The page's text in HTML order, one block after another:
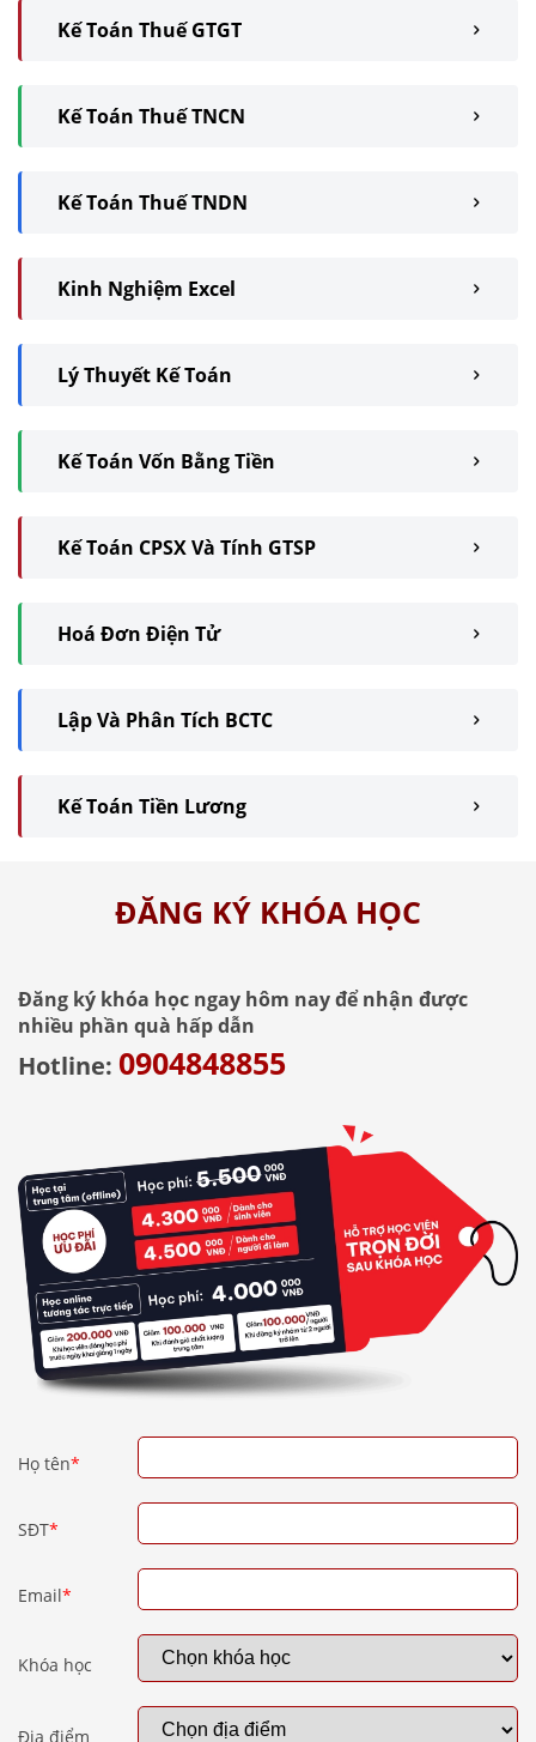
Kế Toán Thuế GTGT
Kế Toán Thuế TNCN
Kế Toán Thuế TNDN
Kinh Nghiệm Excel
Lý Thuyết Kế Toán
Kế Toán Vốn Bằng Tiền
Kế Toán CPSX Và Tính GTSP
Hoá Đơn Điện Tử
Lập Và Phân Tích BCTC
Kế Toán Tiền Lương
ĐĂNG KÝ KHÓA HỌC
Đăng ký khóa học ngay hôm nay để nhận được
nhiều phần quà hấp dẫn
Hotline: 0904848855
Họ tên*
SĐT*
Email*
Khóa học
Địa điểm